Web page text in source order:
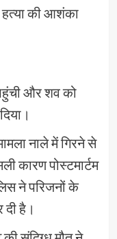
हत्या की आशंका
और शव को
नाले में गिरने से
कारण पोस्टमार्टम
ने परिजनों के
है।